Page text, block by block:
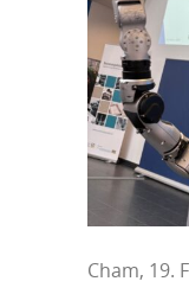
Cham, 19.